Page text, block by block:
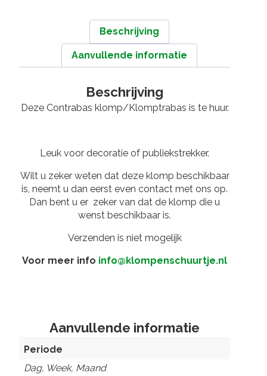
Beschrijving
Aanvullende informatie
Beschrijving
Deze Contrabas klomp/Klomptrabas is te huur.
Leuk voor decoratie of publiekstrekker.
Wilt u zeker weten dat deze klomp beschikbaar
is, neemt u dan eerst even contact met ons op.
Dan bent u er zeker van dat de klomp die u
wenst beschikbaar is.
Verzenden is niet mogelijk
Voor meer info info@klompenschuurtje.nl
Aanvullende informatie
Periode
Dag, Week, Maand